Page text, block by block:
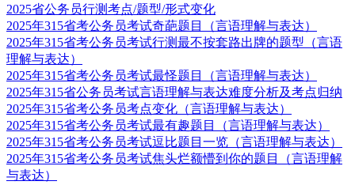
2025省公务员行测考点/题型/形式变化
2025年315省考公务员考试奇葩题目（言语理解与表达）
2025年315省考公务员考试行测最不按套路出牌的题型（言语
理解与表达）
2025年315省考公务员考试最怪题目（言语理解与表达）
2025年315省公务员考试言语理解与表达难度分析及考点归纳
2025年315省考公务员考点变化（言语理解与表达）
2025年315省考公务员考试最有趣题目（言语理解与表达）
2025年315省考公务员考试逗比题目一览（言语理解与表达）
2025年315省考公务员考试焦头烂额懵到你的题目（言语理解
与表达）